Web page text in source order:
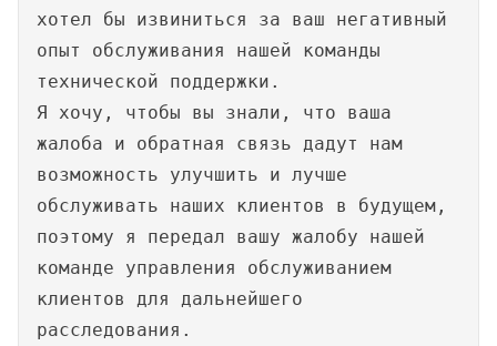
хотел бы извиниться за ваш негативный
опыт обслуживания нашей команды
технической поддержки.
Я хочу, чтобы вы знали, что ваша
жалоба и обратная связь дадут нам
возможность улучшить и лучше
обслуживать наших клиентов в будущем,
поэтому я передал вашу жалобу нашей
команде управления обслуживанием
клиентов для дальнейшего
расследования.